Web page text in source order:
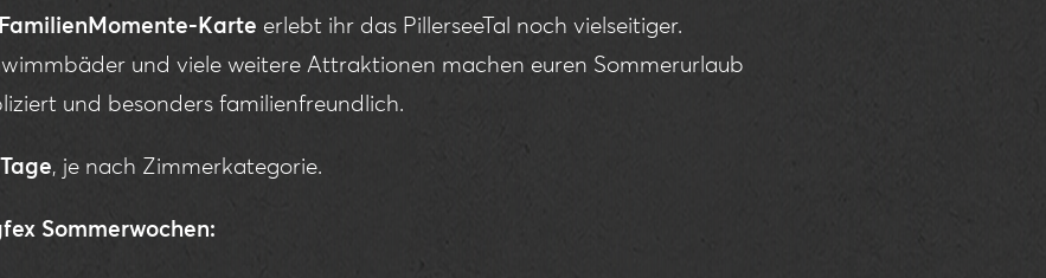
Karte erlebt ihr das PillerseeTal noch vielseitiger.
und viele weitere Attraktionen machen euren Sommerurlaub
und besonders familienfreundlich.
, je nach Zimmerkategorie.
Sommerwochen: